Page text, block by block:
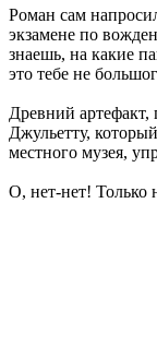
Роман сам
экзамене по
знаешь, на какие
это тебе не
Древний
Джульетту,
местного музея,
О, нет-нет! Только